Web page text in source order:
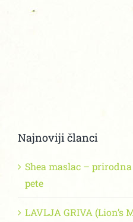
Najnoviji članci
Shea maslac –
pete
LAVLJA GRIVA (Lion’s